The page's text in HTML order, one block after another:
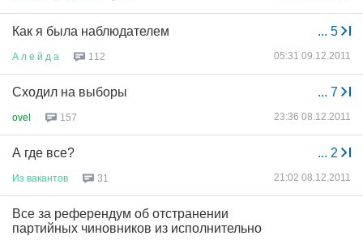
... 5
Как я была наблюдателем
А л е й д а 112 05:31 09.12.2011
... 7
Сходил на выборы
ovel 157 23:36 08.12.2011
... 2
А где все?
Из вакантов 31 21:02 08.12.2011
Все за референдум об отстранении
партийных чиновников из исполнительно